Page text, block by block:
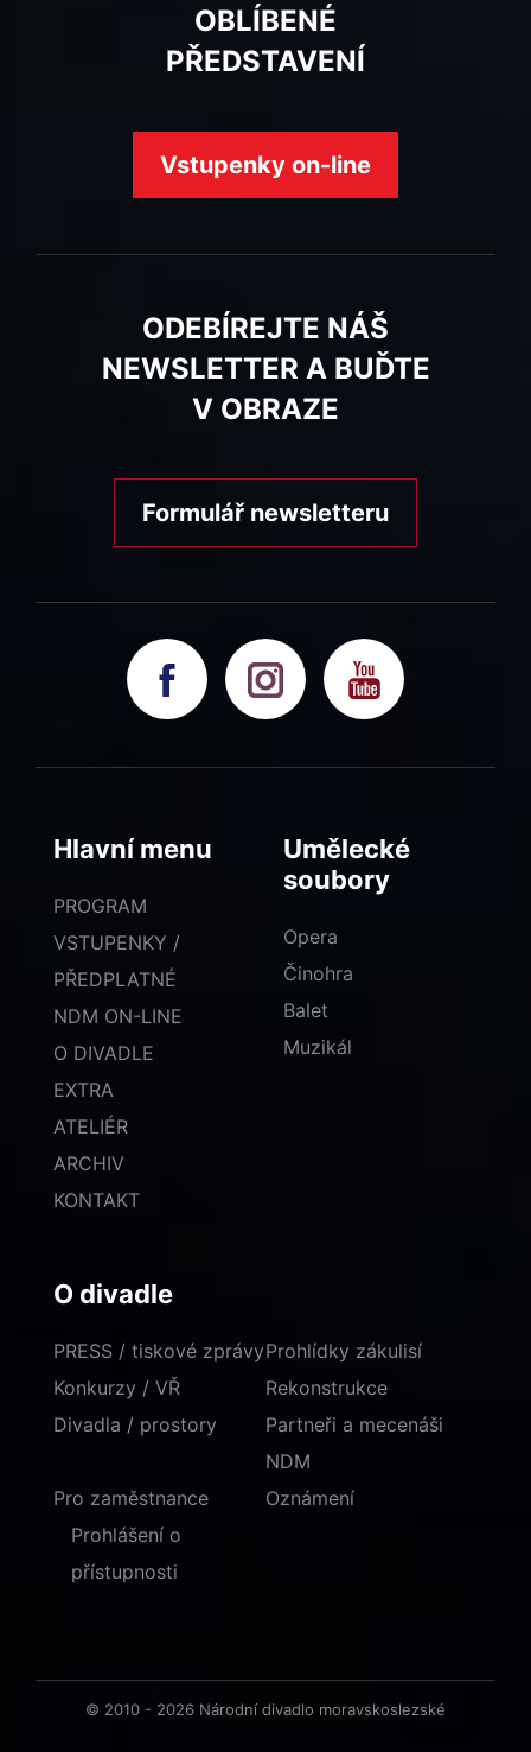
OBLÍBENÉ
PŘEDSTAVENÍ
Vstupenky on-line
ODEBÍREJTE NÁŠ
NEWSLETTER A BUĎTE
V OBRAZE
Formulář newsletteru
Hlavní menu
PROGRAM
VSTUPENKY /
PŘEDPLATNÉ
NDM ON-LINE
O DIVADLE
EXTRA
ATELIÉR
ARCHIV
KONTAKT
Umělecké
soubory
Opera
Činohra
Balet
Muzikál
O divadle
PRESS / tiskové zprávy
Konkurzy / VŘ
Divadla / prostory
Prohlídky zákulisí
Rekonstrukce
Partneři a mecenáši
NDM
Pro zaměstnance
Oznámení
Prohlášení o
přístupnosti
© 2010 - 2026 Národní divadlo moravskoslezské